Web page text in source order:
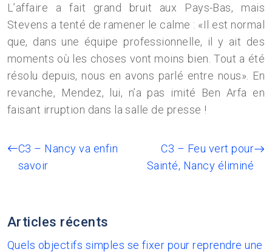
L’affaire a fait grand bruit aux Pays-Bas, mais
Stevens a tenté de ramener le calme : «Il est normal
que, dans une équipe professionnelle, il y ait des
moments où les choses vont moins bien. Tout a été
résolu depuis, nous en avons parlé entre nous». En
revanche, Mendez, lui, n’a pas imité Ben Arfa en
faisant irruption dans la salle de presse !
C3 – Nancy va enfin
savoir
C3 – Feu vert pour
Sainté, Nancy éliminé
Articles récents
Quels objectifs simples se fixer pour reprendre une